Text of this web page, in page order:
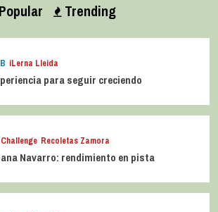
Trending
iLerna Lleida
para seguir creciendo
Recoletas Zamora
Navarro: rendimiento en pista